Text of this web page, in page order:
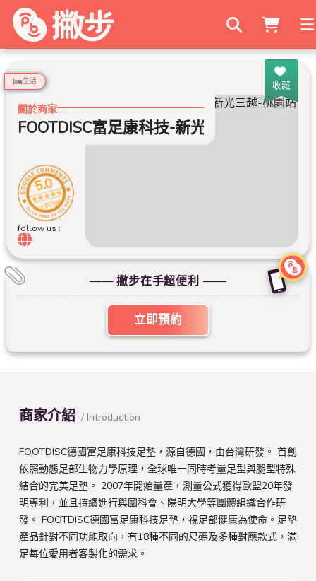
搜尋商家
收藏
生活
關於商家
FOOTDISC富足康科技-新光三越-桃園站前
5.0
28 則評論
follow us :
—— 撇步在手超便利 ——
立即預約
商家介紹 / Introduction
FOOTDISC德國富足康科技足墊，源自德國，由台灣研發。 首創
依照動態足部生物力學原理，全球唯一同時考量足型與腿型特殊
結合的完美足墊。 2007年開始量產，測量公式獲得歐盟20年發
明專利，並且持續進行與國科會、陽明大學等團體組織合作研
發。 FOOTDISC德國富足康科技足墊，視足部健康為使命。足墊
產品針對不同功能取向，有18種不同的尺碼及多種對應款式，滿
足每位愛用者客製化的需求。